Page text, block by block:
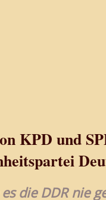
KPD und
die DDR nie